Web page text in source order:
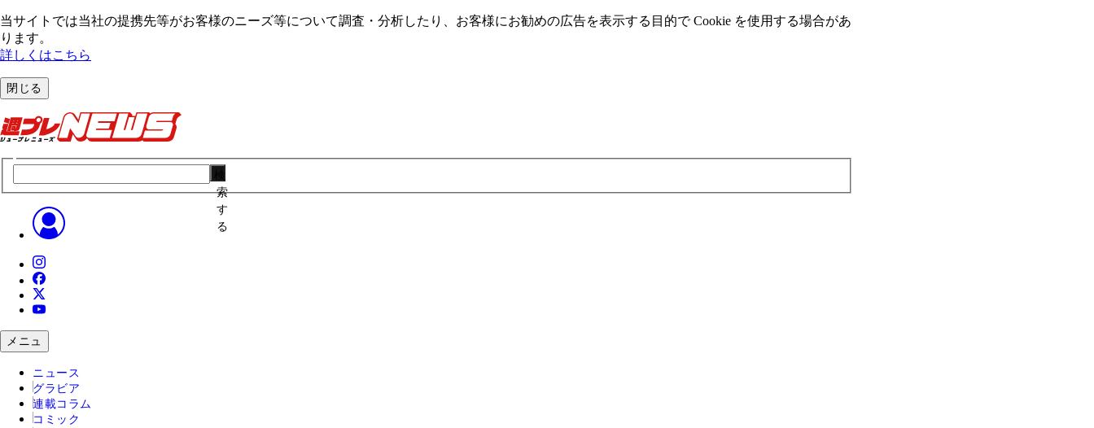
当サイトでは当社の提携先等がお客様のニーズ等について調査・分析したり、お客様にお勧めの広告を表⽰する⽬的で Cookie を使⽤する場合があ
ります。
詳しくはこちら
閉じる
索
す
る
メニュ
ニュース
グラビア
連載コラム
コミック